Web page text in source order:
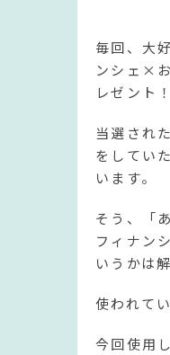
毎回、大
ンシェ×
レゼント！
当選され
をしてい
います。
そう、「
フィナン
いうかは
使われて
今回使用